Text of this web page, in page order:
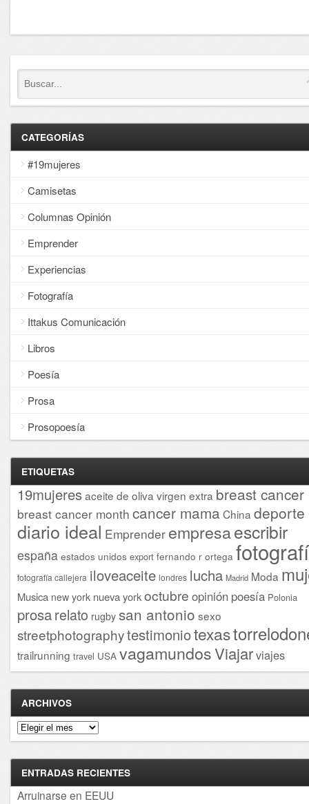
CATEGORÍAS
#19mujeres
Camisetas
Columnas Opinión
Emprender
Experiencias
Fotografía
Ittakus Comunicación
Libros
Poesía
Prosa
Prosopoesía
ETIQUETAS
19mujeresaceite de oliva virgen extra breast cancer
breast cancer month cancer mama China deporte
diario ideal Emprender empresaescribir
españa estados unidos export fernando r ortega
fotografía callejera iloveaceite londres lucha Madrid Moda
Musica new york nueva yorkoctubre opinión poesía Polonia
prosarelato rugby san antonio sexo
streetphotographytestimoniotexas
trailrunning travel USA vagamundosViajarviajes
ARCHIVOS
Archivos
ENTRADAS RECIENTES
Arruinarse en EEUU